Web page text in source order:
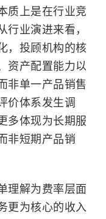
质上是在行业竞
行业演进来看，
，投顾机构的核
资产配置能力以
非单一产品销售
价体系发生调
多体现为长期服
非短期产品销
理解为费率层面
更为核心的收入